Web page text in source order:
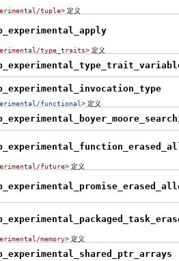
tuple> 定义
type_traits> 定义
functional> 定义
future> 定义
memory> 定义